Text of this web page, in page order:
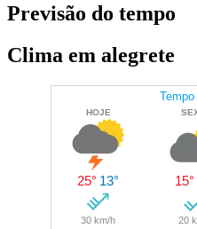
Previsão do tempo
Clima em alegrete